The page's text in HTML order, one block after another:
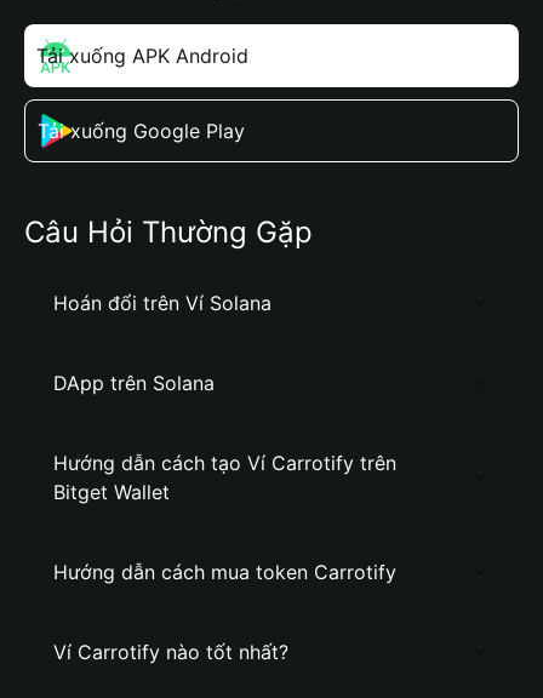
Tải xuống APK Android
Tải xuống Google Play
Câu Hỏi Thường Gặp
Hoán đổi trên Ví Solana
DApp trên Solana
Hướng dẫn cách tạo Ví Carrotify trên
Bitget Wallet
Hướng dẫn cách mua token Carrotify
Ví Carrotify nào tốt nhất?